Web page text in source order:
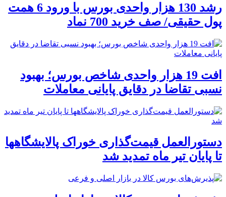
رشد 130 هزار واحدی بورس با ورود 6 همت
پول حقیقی/ صف خرید 700 نماد
افت 19 هزار واحدی شاخص بورس؛ بهبود
نسبی تقاضا در دقایق پایانی معاملات
دستورالعمل قیمت‌گذاری خوراک پالایشگاهها
تا پایان تیر ماه تمدید شد